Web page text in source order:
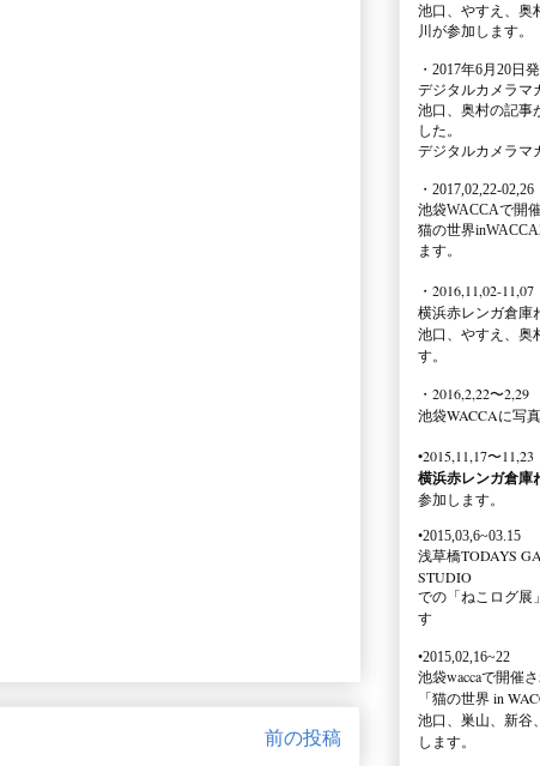
前の投稿
池口、やすえ、奥
川が参加します。
・2017年6月20日
デジタルカメラマ
池口、奥村の記事
した。
デジタルカメラマ
・2017,02,22-02,26
池袋WACCAで開
猫の世界
ます。
・2016,11,02-11,07
横浜赤レンガ倉庫
池口、やすえ、奥
す。
・2016,2,22〜2,29
池袋WACCAに写
•2015,11,17〜11,23
横浜赤レンガ倉庫
参加します。
•2015,03,6~03.15
浅草橋TODAYS
STUDIO
での 「ねこログ展
す
•2015,02,16~22
池袋waccaで開催
「猫の世界 in
池口、巣山、新谷
します。